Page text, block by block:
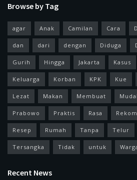
Browse by Tag
agar Anak Camilan Cara
dan dari dengan Diduga
Gurih Hingga Jakarta Kasus
Keluarga Korban KPK Kue
Lezat Makan Membuat
Prabowo Praktis Rasa
Resep Rumah Tanpa Telur
Tersangka Tidak untuk
Recent News